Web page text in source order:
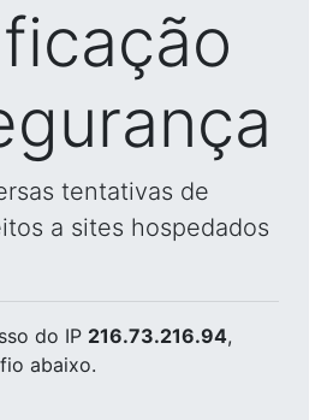
tentativas de
a sites hospedados
do IP 216.73.216.94,
abaixo.